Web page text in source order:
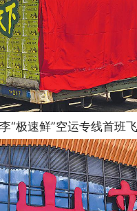
“极速鲜”空运专线首班